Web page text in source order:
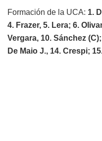
Formación de la UCA: 1.
4. Frazer, 5. Lera; 6.
Vergara, 10. Sánchez
De Maio J., 14. Crespi;